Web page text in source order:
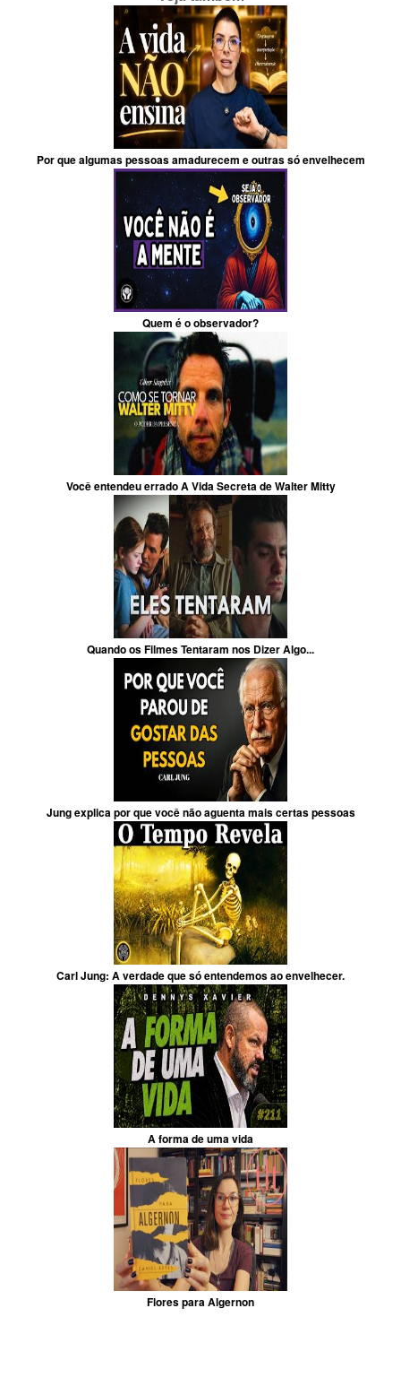
Por que algumas pessoas amadurecem e outras só envelhecem
Quem é o observador?
Você entendeu errado A Vida Secreta de Walter Mitty
Quando os Filmes Tentaram nos Dizer Algo...
Jung explica por que você não aguenta mais certas pessoas
Carl Jung: A verdade que só entendemos ao envelhecer.
A forma de uma vida
Flores para Algernon